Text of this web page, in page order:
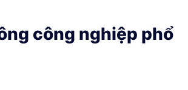
công nghiệp phổ